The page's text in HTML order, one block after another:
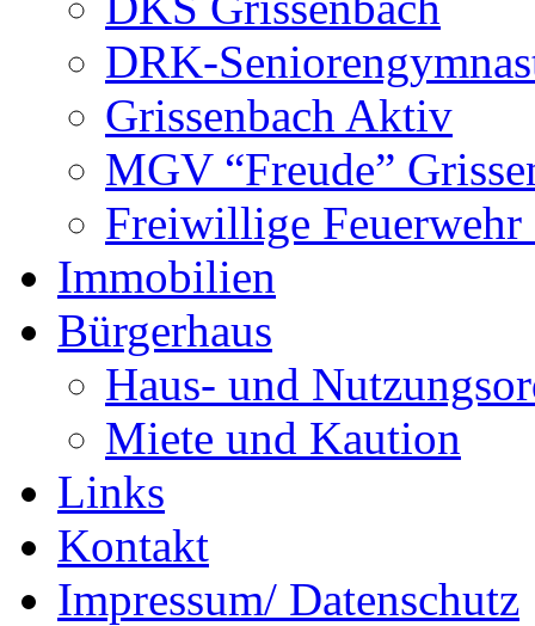
DRK-
Grissenbach Aktiv
MGV “Freude”
Freiwillige Feuerwehr
Immobilien
Bürgerhaus
Haus- und
Miete und Kaution
Links
Kontakt
Impressum/ Datenschutz